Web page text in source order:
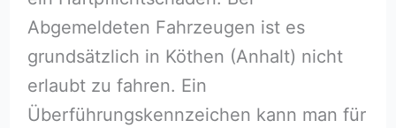
Abgemeldeten Fahrzeugen ist es
grundsätzlich in Köthen (Anhalt) nicht
erlaubt zu fahren. Ein
Überführungskennzeichen kann man für